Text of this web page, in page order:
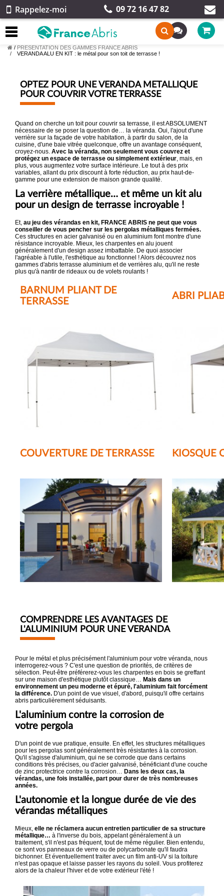
Rappelez-moi 09 72 16 47 82
/ PRESENTATION DES GAMMES FRANCE ABRIS
VERANDA ALU EN KIT : le métal pour son toit de terrasse !
OPTEZ POUR UNE VERANDA METALLIQUE
POUR COUVRIR VOTRE TERRASSE
Quand on cherche un toit pour couvrir sa terrasse, il est ABSOLUMENT
nécessaire de se poser la question de… la véranda. Oui, l'ajout d'une
verrière sur la façade de votre habitation, à partir du salon, de la
cuisine, d'une baie vitrée quelconque, offre un avantage conséquent,
croyez-nous. Avec la véranda, non seulement vous couvrez et
protégez un espace de terrasse ou simplement extérieur, mais, en
plus, vous augmentez votre surface intérieure. Le tout à des prix
variables, allant du prix discount à forte réduction, au prix haut-de-
gamme pour une extension de maison grande qualité.
La verrière métallique… et même un kit alu
pour un design de terrasse incroyable !
Et, au jeu des vérandas en kit, FRANCE ABRIS ne peut que vous
conseiller de vous pencher sur les pergolas métalliques fermées.
Ces structures en acier galvanisé ou en aluminium font montre d'une
résistance incroyable. Mieux, les charpentes en alu jouent
généralement d'un design assez imbattable. De quoi associer
l'agréable à l'utile, l'esthétique au fonctionnel ! Alors découvrez nos
gammes d'abris terrasse aluminium et de verrières alu, qu'il ne reste
plus qu'à nantir de rideaux ou de volets roulants !
BARNUM PLIANT DE
TERRASSE
ABRI
COUVERTURE DE TERRASSE KIOSQUE
COMPRENDRE LES AVANTAGES DE
L'ALUMINIUM POUR UNE VERANDA
Pour le métal et plus précisément l'aluminium pour votre véranda, nous
interrogerez-vous ? C'est une question de priorités, de critères de
sélection. Peut-être préférerez-vous les charpentes en bois se greffant
sur une maison d'esthétique plutôt classique… Mais dans un
environnement un peu moderne et épuré, l'aluminium fait forcément
la différence. D'un point de vue visuel, d'abord, puisqu'il offre certains
abris particulièrement séduisants.
L'aluminium contre la corrosion de
votre pergola
D'un point de vue pratique, ensuite. En effet, les structures métalliques
pour les pergolas sont généralement très résistantes à la corrosion.
Qu'il s'agisse d'aluminium, qui ne se corrode que dans certains
conditions très précises, ou d'acier galvanisé, bénéficiant d'une couche
de zinc protectrice contre la corrosion… Dans les deux cas, la
vérandas, une fois installée, part pour durer de très nombreuses
années.
L'autonomie et la longue durée de vie des
vérandas métalliques
Mieux, elle ne réclamera aucun entretien particulier de sa structure
métallique… à l'inverse du bois, appelant généralement à un
traitement, s'il n'est pas fréquent, tout de même régulier. Bien entendu,
ce sont vos panneaux de verre ou de polycarbonate qu'il faudra
bichonner. Et éventuellement traiter avec un film anti-UV si la toiture
n'est pas opaque et laisse passer les rayons du soleil. Vous profiterez
alors de la chaleur l'hiver et de votre extérieur l'été !